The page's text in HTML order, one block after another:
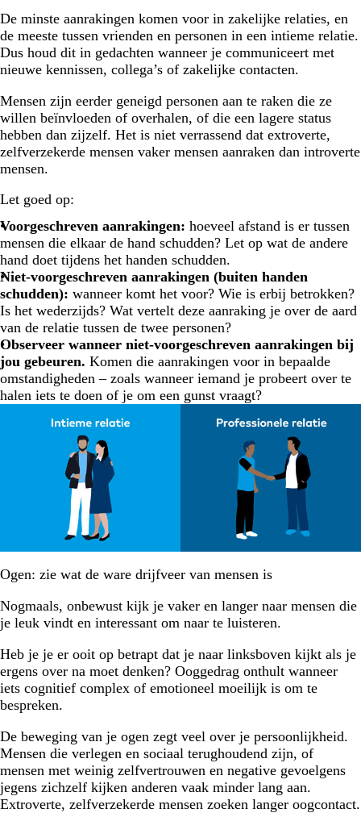
De minste aanrakingen komen voor in zakelijke relaties, en
de meeste tussen vrienden en personen in een intieme relatie.
Dus houd dit in gedachten wanneer je communiceert met
nieuwe kennissen, collega’s of zakelijke contacten.
Mensen zijn eerder geneigd personen aan te raken die ze
willen beïnvloeden of overhalen, of die een lagere status
hebben dan zijzelf. Het is niet verrassend dat extroverte,
zelfverzekerde mensen vaker mensen aanraken dan introverte
mensen.
Let goed op:
Voorgeschreven aanrakingen: hoeveel afstand is er tussen
mensen die elkaar de hand schudden? Let op wat de andere
hand doet tijdens het handen schudden.
Niet-voorgeschreven aanrakingen (buiten handen
schudden): wanneer komt het voor? Wie is erbij betrokken?
Is het wederzijds? Wat vertelt deze aanraking je over de aard
van de relatie tussen de twee personen?
Observeer wanneer niet-voorgeschreven aanrakingen bij
jou gebeuren. Komen die aanrakingen voor in bepaalde
omstandigheden – zoals wanneer iemand je probeert over te
halen iets te doen of je om een gunst vraagt?
Ogen: zie wat de ware drijfveer van mensen is
Nogmaals, onbewust kijk je vaker en langer naar mensen die
je leuk vindt en interessant om naar te luisteren.
Heb je je er ooit op betrapt dat je naar linksboven kijkt als je
ergens over na moet denken? Ooggedrag onthult wanneer
iets cognitief complex of emotioneel moeilijk is om te
bespreken.
De beweging van je ogen zegt veel over je persoonlijkheid.
Mensen die verlegen en sociaal terughoudend zijn, of
mensen met weinig zelfvertrouwen en negative gevoelgens
jegens zichzelf kijken anderen vaak minder lang aan.
Extroverte, zelfverzekerde mensen zoeken langer oogcontact.